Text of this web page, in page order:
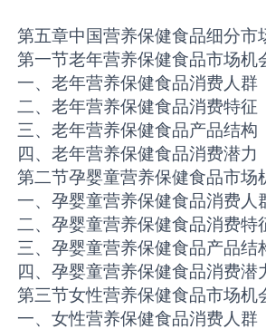
第五章中国营养保健食品细分市
第一节老年营养保健食品市场机
一、老年营养保健食品消费人群
二、老年营养保健食品消费特征
三、老年营养保健食品产品结构
四、老年营养保健食品消费潜力
第二节孕婴童营养保健食品市场
一、孕婴童营养保健食品消费人
二、孕婴童营养保健食品消费特
三、孕婴童营养保健食品产品结
四、孕婴童营养保健食品消费潜
第三节女性营养保健食品市场机
一、女性营养保健食品消费人群